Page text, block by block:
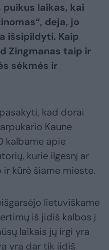
laikas, kai
deja, jo
išsipildyti. Kaip
Zingmanas taip ir
sėkmės ir
kad dorai
Kaune
kalbame apie
kurie ilgesnį ar
kūrė šiame mieste.
lietuviškame
iš jidiš kalbos į
laikais jų irgi yra
yra dar tik jidiš